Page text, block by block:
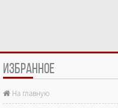
ИЗБРАННОЕ
На главную